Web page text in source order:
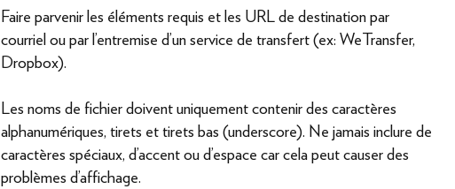
Faire parvenir les éléments requis et les URL de destination par
courriel ou par l'entremise d'un service de transfert (ex: WeTransfer,
Dropbox).
Les noms de fichier doivent uniquement contenir des caractères
alphanumériques, tirets et tirets bas (underscore). Ne jamais inclure de
caractères spéciaux, d'accent ou d'espace car cela peut causer des
problèmes d'affichage.